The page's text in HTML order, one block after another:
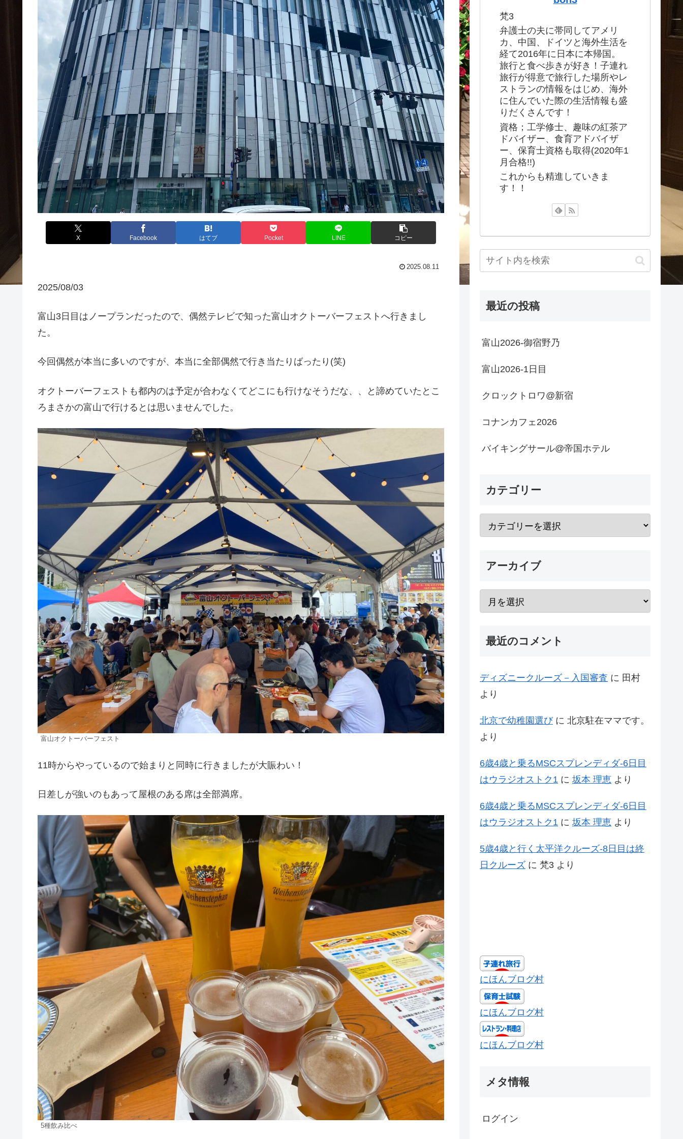
X Facebook はてブ Pocket LINE コピー
2025.08.11
2025/08/03
富山3日目はノープランだったので、偶然テレビで知った富山オクトーバーフェストへ行きまし
た。
今回偶然が本当に多いのですが、本当に全部偶然で行き当たりばったり(笑)
オクトーバーフェストも都内のは予定が合わなくてどこにも行けなそうだな、、と諦めていたとこ
ろまさかの富山で行けるとは思いませんでした。
富山オクトーバーフェスト
11時からやっているので始まりと同時に行きましたが大賑わい！
日差しが強いのもあって屋根のある席は全部満席。
5種飲み比べ
梵3
弁護士の夫に帯同してアメリ
カ、中国、ドイツと海外生活を
経て2016年に日本に本帰国。
旅行と食べ歩きが好き！子連れ
旅行が得意で旅行した場所やレ
ストランの情報をはじめ、海外
に住んでいた際の生活情報も盛
りだくさんです！
資格；工学修士、趣味の紅茶ア
ドバイザー、食育アドバイザ
ー、保育士資格も取得(2020年1
月合格!!)
これからも精進していきま
す！！
最近の投稿
富山2026-御宿野乃
富山2026-1日目
クロックトロワ@新宿
コナンカフェ2026
バイキングサール@帝国ホテル
カテゴリー
アーカイブ
最近のコメント
ディズニークルーズ－入国審査 に 田村
より
北京で幼稚園選びに 北京駐在ママです。
より
6歳4歳と乗るMSCスプレンディダ-6日目
はウラジオストク1 に 坂本 理恵 より
6歳4歳と乗るMSCスプレンディダ-6日目
はウラジオストク1 に 坂本 理恵 より
5歳4歳と行く太平洋クルーズ-8日目は終
日クルーズ に 梵3 より
にほんブログ村
にほんブログ村
にほんブログ村
メタ情報
ログイン